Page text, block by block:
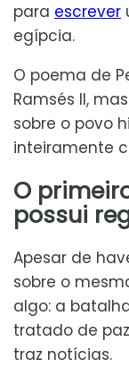
para escrever
egípcia.
O poema de
Ramsés II,
sobre o povo
inteiramente
O
possui
Apesar de
sobre o
algo: a
tratado de
traz notícias.